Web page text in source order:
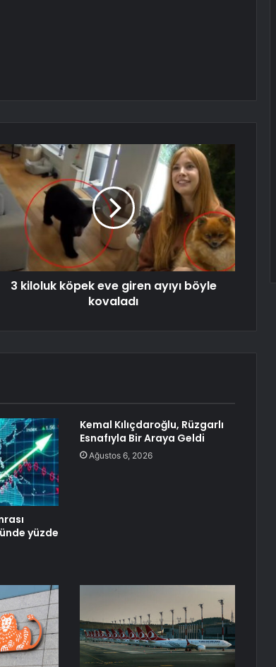
3 kiloluk köpek eve giren ayıyı böyle
kovaladı
yüzde
Kemal Kılıçdaroğlu, Rüzgarlı
Esnafıyla Bir Araya Geldi
Ağustos 6, 2026